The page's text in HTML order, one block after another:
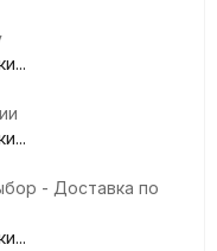
- Доставка по